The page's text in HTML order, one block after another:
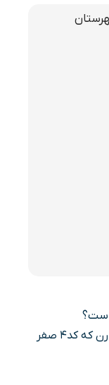
است؟
متقاضیان سیم کارت کد 4 این سوال را دارن که کد4 صفر